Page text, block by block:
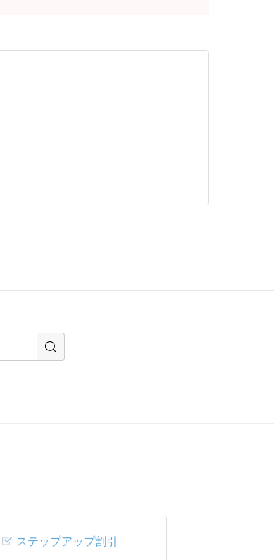
ステップアップ割引